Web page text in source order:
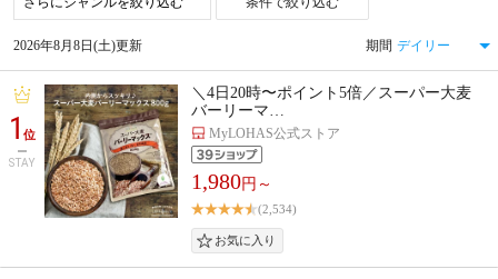
2026年8月8日(土)更新 期間
1位
STAY
＼4日20時〜ポイント5倍／スーパー大麦
バーリーマ…
MyLOHAS公式ストア
1,980円～
(2,534)